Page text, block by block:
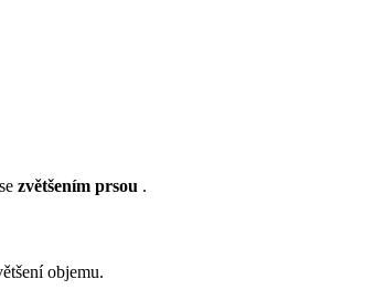
zvětšením prsou .
objemu.